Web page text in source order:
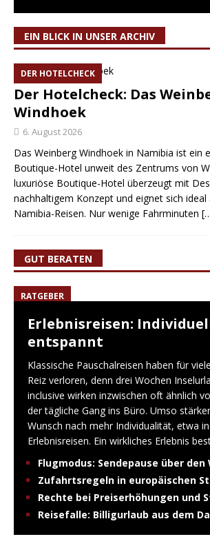
EIN BLICK IN UNSER ARCHIV
DER HOTELCHECK
Der Hotelcheck: Das
Windhoek
6. August 2026
Das Weinberg Windhoek in Namibia ist ein
Boutique-Hotel unweit des Zentrums von
luxuriöse Boutique-Hotel überzeugt mit
nachhaltigem Konzept und eignet sich
Namibia-Reisen. Nur wenige Fahrminuten
GUT BERATEN
RATGEBER
Erlebnisreisen:
entspannt
Klassische Pauschalreisen haben für
Reiz verloren, denn drei Wochen
inclusive wirken inzwischen oft ähnlich
der tägliche Gang ins Büro. Umso
Wunsch nach mehr Individualität, etwa
Erlebnisreisen. Ein wirkliches Erlebnis
Flugmodus: Sendepause über den
Zufahrtsregeln in europäischen
Rechte bei Preiserhöhungen und
Reisefalle: Billigurlaub aus dem